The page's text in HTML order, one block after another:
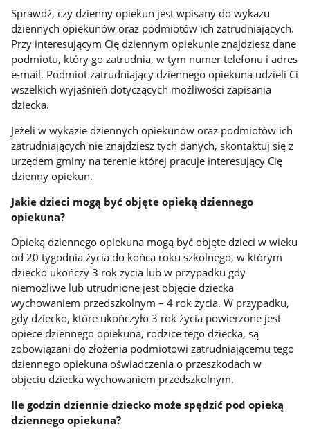
Sprawdź, czy dzienny opiekun jest wpisany do wykazu
dziennych opiekunów oraz podmiotów ich zatrudniających.
Przy interesującym Cię dziennym opiekunie znajdziesz dane
podmiotu, który go zatrudnia, w tym numer telefonu i adres
e-mail. Podmiot zatrudniający dziennego opiekuna udzieli Ci
wszelkich wyjaśnień dotyczących możliwości zapisania
dziecka.
Jeżeli w wykazie dziennych opiekunów oraz podmiotów ich
zatrudniających nie znajdziesz tych danych, skontaktuj się z
urzędem gminy na terenie której pracuje interesujący Cię
dzienny opiekun.
Jakie dzieci mogą być objęte opieką dziennego
opiekuna?
Opieką dziennego opiekuna mogą być objęte dzieci w wieku
od 20 tygodnia życia do końca roku szkolnego, w którym
dziecko ukończy 3 rok życia lub w przypadku gdy
niemożliwe lub utrudnione jest objęcie dziecka
wychowaniem przedszkolnym – 4 rok życia. W przypadku,
gdy dziecko, które ukończyło 3 rok życia powierzone jest
opiece dziennego opiekuna, rodzice tego dziecka, są
zobowiązani do złożenia podmiotowi zatrudniającemu tego
dziennego opiekuna oświadczenia o przeszkodach w
objęciu dziecka wychowaniem przedszkolnym.
Ile godzin dziennie dziecko może spędzić pod opieką
dziennego opiekuna?